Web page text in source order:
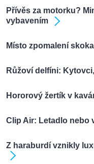
Přívěs za motorku?
vybavením
Místo zpomalení
Růžoví delfíni:
Hororový žertík v
Clip Air: Letadlo nebo
Z haraburdí vznikly